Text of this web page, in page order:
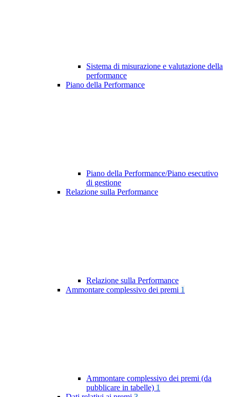
Sistema di misurazione e valutazione della
performance
Piano della Performance
Piano della Performance/Piano esecutivo
di gestione
Relazione sulla Performance
Relazione sulla Performance
Ammontare complessivo dei premi 1
Ammontare complessivo dei premi (da
pubblicare in tabelle) 1